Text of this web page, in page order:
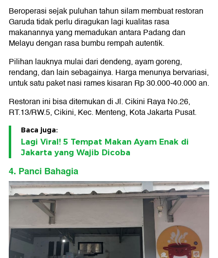
Beroperasi sejak puluhan tahun silam membuat restoran
Garuda tidak perlu diragukan lagi kualitas rasa
makanannya yang memadukan antara Padang dan
Melayu dengan rasa bumbu rempah autentik.
Pilihan lauknya mulai dari dendeng, ayam goreng,
rendang, dan lain sebagainya. Harga menunya bervariasi,
untuk satu paket nasi rames kisaran Rp 30.000-40.000 an.
Restoran ini bisa ditemukan di Jl. Cikini Raya No.26,
RT.13/RW.5, Cikini, Kec. Menteng, Kota Jakarta Pusat.
Baca juga:
Lagi Viral! 5 Tempat Makan Ayam Enak di
Jakarta yang Wajib Dicoba
4. Panci Bahagia